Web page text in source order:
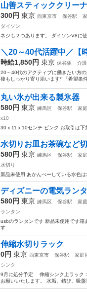
山善スティッククリー
300円 東京 西東京市 保谷駅
ダイソン
ネジも２つあります。 ダイソンV8に使
＼20～40代活躍中／【
時給1,850円 東京 保谷駅
介
20～40代のアクティブに働きたい方
後もしっかり寄り添います* 「希望条
丸い氷が出来る製氷器
580円 東京 練馬区 保谷駅
家
x10
30ｘ11ｘ10センチ ピンク お取引は
水切りお皿お茶碗など
580円 東京 練馬区 保谷駅
家
水切り
新品未使用 あかんべーしている水色
ディズニーの電気ラン
580円 東京 練馬区 保谷駅
家
ランタン
usbのランタンです 新品未使用です箱
す
伸縮水切りラック
0円 東京 西東京市 保谷駅
家庭
シンク
9月に処分予定 伸縮シンク上ラック
お願いいたします。 水垢、錆び、吸